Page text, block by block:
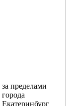
за пределами
города
Екатеринбург